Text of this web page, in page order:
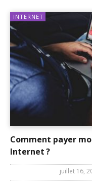
INTERNET
Comment payer
Internet ?
juillet 16,